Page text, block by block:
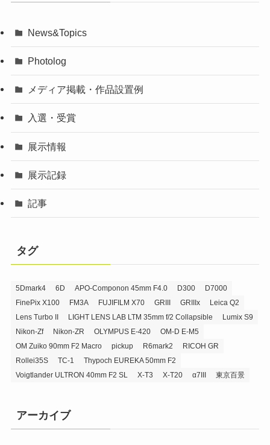
News&Topics
Photolog
メディア掲載・作品設置例
入選・受賞
展示情報
展示記録
記事
タグ
5Dmark4 6D APO-Componon 45mm F4.0 D300
D7000
FinePix X100
FM3A FUJIFILM X70 GRIII GRIIIx
Leica Q2
Lens Turbo II
LIGHT LENS LAB LTM 35mm f/2 Collapsible
Lumix S9
Nikon-Zf
Nikon-ZR OLYMPUS E-420
OM-D E-M5
OM Zuiko 90mm F2 Macro
pickup R6mark2
RICOH GR
Rollei35S
TC-1
Thypoch EUREKA 50mm F2
Voigtlander ULTRON 40mm F2 SL
X-T3 X-T20 α7III 東京百景
アーカイブ